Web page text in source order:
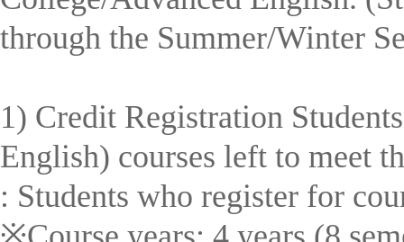
through the Summer/Winter
1) Credit Registration
English) courses left to meet
: Students who register for